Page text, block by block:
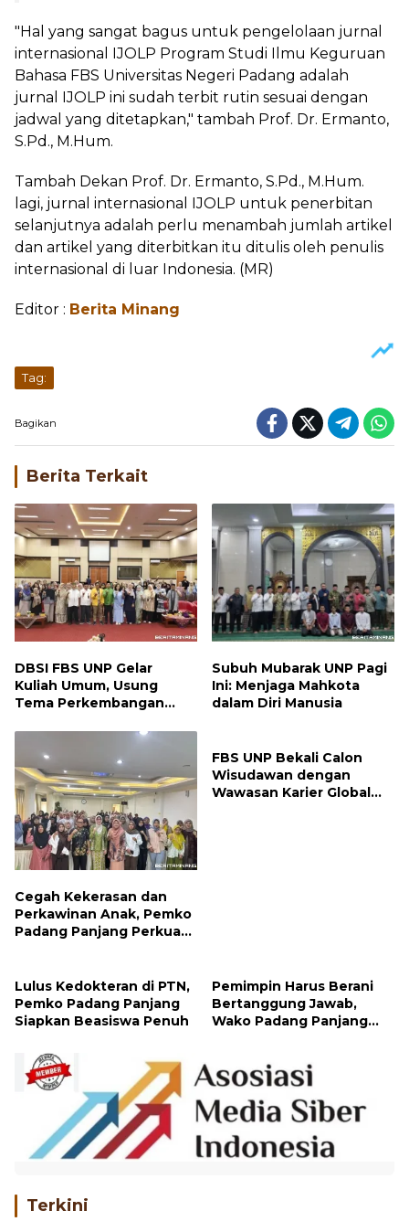
"Hal yang sangat bagus untuk pengelolaan jurnal
internasional IJOLP Program Studi Ilmu Keguruan
Bahasa FBS Universitas Negeri Padang adalah
jurnal IJOLP ini sudah terbit rutin sesuai dengan
jadwal yang ditetapkan," tambah Prof. Dr. Ermanto,
S.Pd., M.Hum.
Tambah Dekan Prof. Dr. Ermanto, S.Pd., M.Hum.
lagi, jurnal internasional IJOLP untuk penerbitan
selanjutnya adalah perlu menambah jumlah artikel
dan artikel yang diterbitkan itu ditulis oleh penulis
internasional di luar Indonesia. (MR)
Editor : Berita Minang
Tag:
Bagikan
Berita Terkait
DBSI FBS UNP Gelar
Kuliah Umum, Usung
Tema Perkembangan
Subuh Mubarak UNP Pagi
Ini: Menjaga Mahkota
dalam Diri Manusia
Cegah Kekerasan dan
Perkawinan Anak, Pemko
Padang Panjang Perkuat
FBS UNP Bekali Calon
Wisudawan dengan
Wawasan Karier Global
Lulus Kedokteran di PTN,
Pemko Padang Panjang
Siapkan Beasiswa Penuh
Pemimpin Harus Berani
Bertanggung Jawab,
Wako Padang Panjang
Terkini